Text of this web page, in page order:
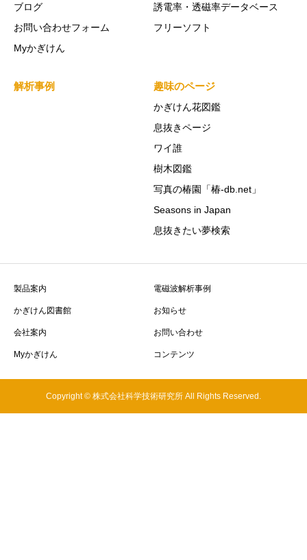
ブログ
お問い合わせフォーム
Myかぎけん
誘電率・透磁率データベース
フリーソフト
解析事例 趣味のページ
かぎけん花図鑑
息抜きページ
ワイ誰
樹木図鑑
写真の椿園「椿-db.net」
Seasons in Japan
息抜きたい夢検索
製品案内 電磁波解析事例
かぎけん図書館 お知らせ
会社案内 お問い合わせ
Myかぎけん コンテンツ
Copyright © 株式会社科学技術研究所 All Rights Reserved.